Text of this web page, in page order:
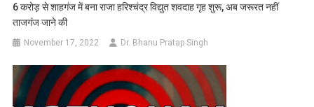
6 करोड़ से शाहगंज में बना राजा हरिश्चंद्र विद्युत शवदाह गृह शुरू, अब जरूरत नहीं
ताजगंज जाने की
November 17, 2022 Dr. Bhanu Pratap Singh